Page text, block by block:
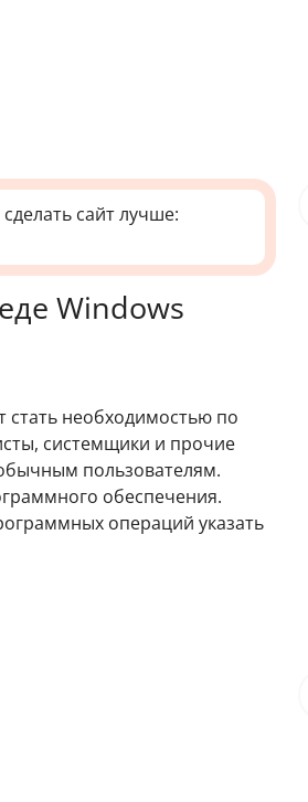
сайт лучше:
Windows
необходимостью по
системщики и прочие
пользователям.
обеспечения.
операций указать